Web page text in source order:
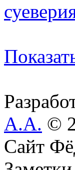
А.А. ©
Сайт